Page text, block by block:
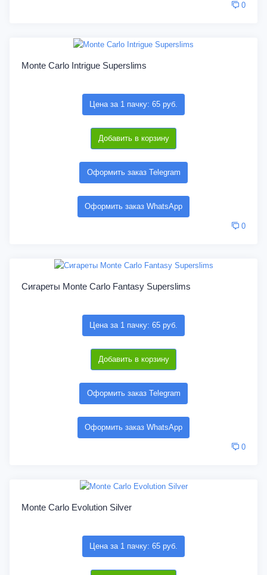
0
Monte Carlo Intrigue Superslims
Цена за 1 пачку: 65 руб.
Добавить в корзину
Оформить заказ Telegram
Оформить заказ WhatsApp
0
Сигареты Monte Carlo Fantasy Superslims
Цена за 1 пачку: 65 руб.
Добавить в корзину
Оформить заказ Telegram
Оформить заказ WhatsApp
0
Monte Carlo Evolution Silver
Цена за 1 пачку: 65 руб.